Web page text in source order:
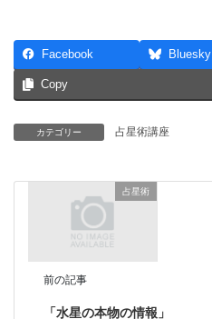
Facebook Bluesky
Copy
カテゴリー 占星術講座
占星術
前の記事
「水星の本物の情報」